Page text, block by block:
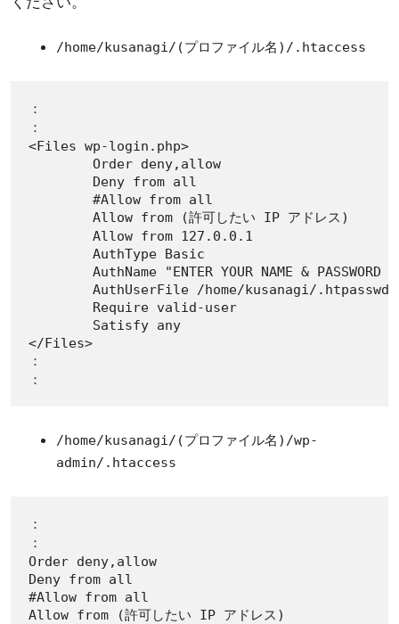
/home/kusanagi/(プロファイル名)/.htaccess
：
：
<Files wp-login.php>
        Order deny,allow
        Deny from all
        #Allow from all
        Allow from (許可したい IP アドレス)
        Allow from 127.0.0.1
        AuthType Basic
AuthName "ENTER YOUR NAME & PASSWORD
        AuthUserFile /home/kusanagi/.htpasswd
        Require valid-user
        Satisfy any
</Files>
：
：
/home/kusanagi/(プロファイル名)/wp-
admin/.htaccess
：
：
Order deny,allow
Deny from all
#Allow from all
Allow from (許可したい IP アドレス)